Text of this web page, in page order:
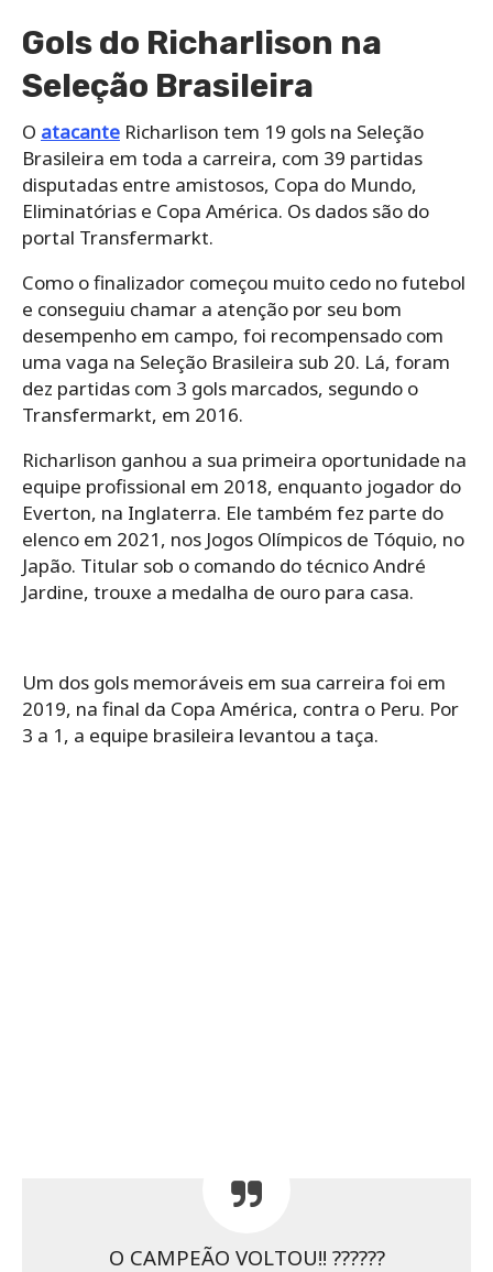
Gols do Richarlison na
Seleção Brasileira
O atacante Richarlison tem 19 gols na Seleção
Brasileira em toda a carreira, com 39 partidas
disputadas entre amistosos, Copa do Mundo,
Eliminatórias e Copa América. Os dados são do
portal Transfermarkt.
Como o finalizador começou muito cedo no futebol
e conseguiu chamar a atenção por seu bom
desempenho em campo, foi recompensado com
uma vaga na Seleção Brasileira sub 20. Lá, foram
dez partidas com 3 gols marcados, segundo o
Transfermarkt, em 2016.
Richarlison ganhou a sua primeira oportunidade na
equipe profissional em 2018, enquanto jogador do
Everton, na Inglaterra. Ele também fez parte do
elenco em 2021, nos Jogos Olímpicos de Tóquio, no
Japão. Titular sob o comando do técnico André
Jardine, trouxe a medalha de ouro para casa.
Um dos gols memoráveis em sua carreira foi em
2019, na final da Copa América, contra o Peru. Por
3 a 1, a equipe brasileira levantou a taça.
O CAMPEÃO VOLTOU!! ??????